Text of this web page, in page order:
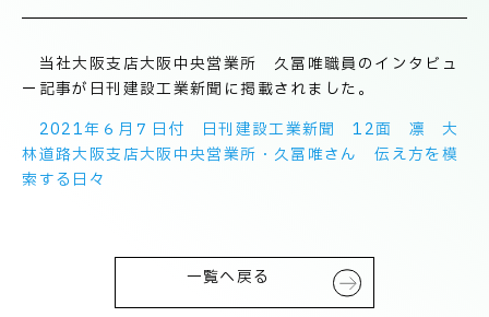
サステナビリティ
ネットワーク
OUR WORKS
施工事例
TECHNICAL INFORMATION
技術情報
PRODUCT INFORMATION
製品情報
当社大阪支店大阪中央営業所 久冨唯職員のインタビュ
ー記事が日刊建設工業新聞に掲載されました。
2021年６月７日付 日刊建設工業新聞 12面 凛 大
林道路大阪支店大阪中央営業所・久冨唯さん 伝え方を模
索する日々
一覧へ戻る